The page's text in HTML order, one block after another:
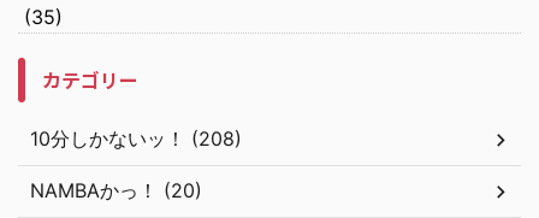
(35)
カテゴリー
10分しかないッ！ (208)
NAMBAかっ！ (20)